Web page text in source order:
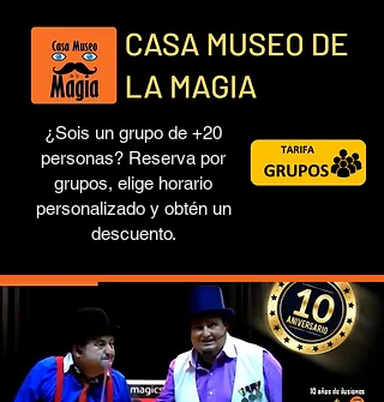
¿Sois un grupo de +20
personas? Reserva por
grupos, elige horario
personalizado y obtén un
descuento.